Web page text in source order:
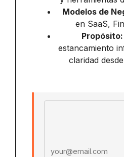
Modelos de
en SaaS,
Propósito:
estancamiento
claridad